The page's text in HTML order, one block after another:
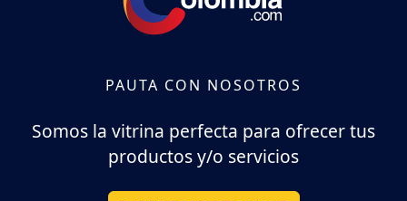
PAUTA CON NOSOTROS
Somos la vitrina perfecta para ofrecer tus
productos y/o servicios